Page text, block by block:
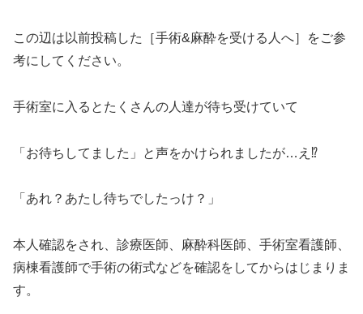
この辺は以前投稿した［手術&麻酔を受ける人へ］をご参
考にしてください。
手術室に入るとたくさんの人達が待ち受けていて
「お待ちしてました」と声をかけられましたが… え ⁉︎
「あれ？あたし待ちでしたっけ？」
本人確認をされ、診療医師、麻酔科医師、手術室看護師、
病棟看護師で手術の術式などを確認をしてからはじまりま
す。